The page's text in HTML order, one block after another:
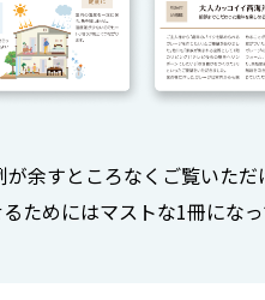
余すところなくご覧いただ
ためにはマストな1冊になっ